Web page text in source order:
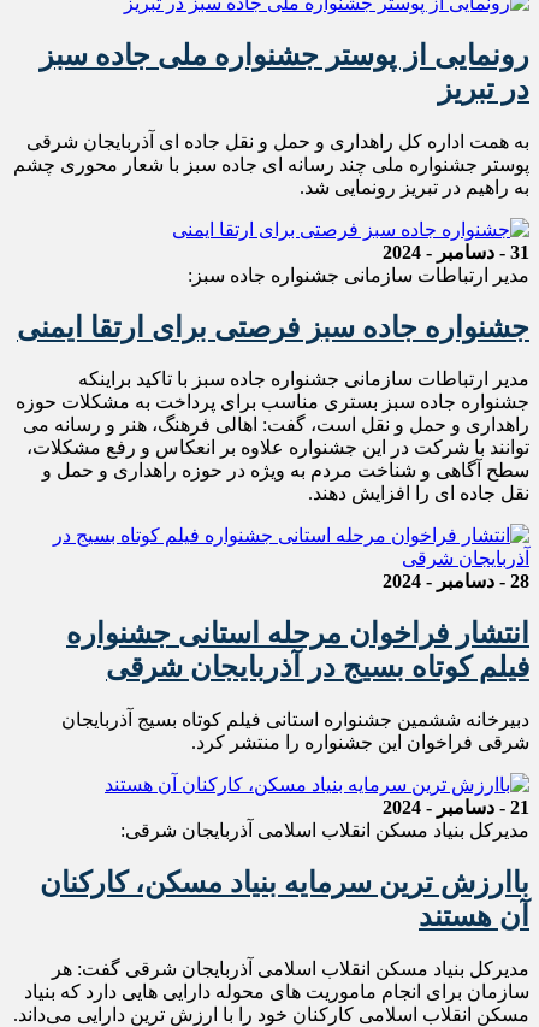
رونمایی از پوستر جشنواره ملی جاده سبز
در تبریز
به همت اداره کل راهداری و حمل و نقل جاده ای آذربایجان شرقی
پوستر جشنواره ملی چند رسانه ای جاده سبز با شعار محوری چشم
به راهیم در تبریز رونمایی شد.
31 - دسامبر - 2024
مدیر ارتباطات سازمانی جشنواره جاده سبز:
جشنواره جاده سبز فرصتی برای ارتقا ایمنی
مدیر ارتباطات سازمانی جشنواره جاده سبز با تاکید براینکه
جشنواره جاده سبز بستری مناسب برای پرداخت به مشکلات حوزه
راهداری و حمل و نقل است، گفت: اهالی فرهنگ، هنر و رسانه می
توانند با شرکت در این جشنواره علاوه بر انعکاس و رفع مشکلات،
سطح آگاهی و شناخت مردم به ویژه در حوزه راهداری و حمل و
نقل جاده ای را افزایش دهند.
28 - دسامبر - 2024
انتشار فراخوان مرحله استانی جشنواره
فیلم کوتاه بسیج در آذربایجان شرقی
دبیرخانه ششمین جشنواره استانی فیلم کوتاه بسیج آذربایجان
شرقی فراخوان این جشنواره را منتشر کرد.
21 - دسامبر - 2024
مدیرکل بنیاد مسکن انقلاب اسلامی آذربایجان شرقی:
باارزش ترین سرمایه بنیاد مسکن، کارکنان
آن هستند
مدیرکل بنیاد مسکن انقلاب اسلامی آذربایجان شرقی گفت: هر
سازمان برای انجام ماموریت های محوله دارایی هایی دارد که بنیاد
مسکن انقلاب اسلامی کارکنان خود را با ارزش ترین‌ دارایی می‌داند.